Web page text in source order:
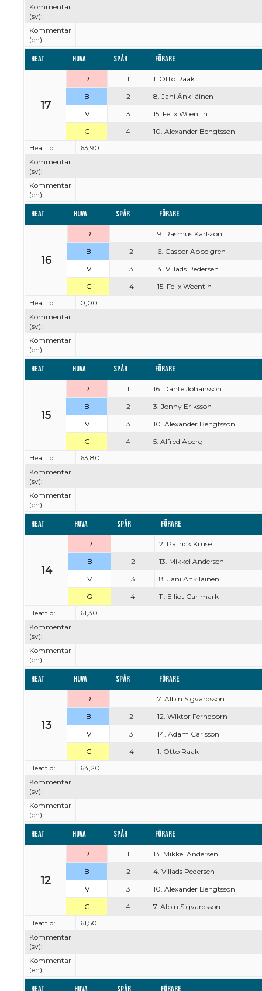
Kommentar
(sv):
Kommentar
(en):
Heat Huva Spår Förare
17
R 1
1. Otto Raak
B
2
8. Jani Änkiläinen
V
3
15. Felix Woentin
G
4
10. Alexander Bengtsson
Heattid:
63,90
Kommentar
(sv):
Kommentar
(en):
Heat Huva Spår Förare
16
R 1
9. Rasmus Karlsson
B
2
6. Casper Appelgren
V
3
4. Villads Pedersen
G
4
15. Felix Woentin
Heattid:
0,00
Kommentar
(sv):
Kommentar
(en):
Heat Huva Spår Förare
15
R 1
16. Dante Johansson
B
2
3. Jonny Eriksson
V
3
10. Alexander Bengtsson
G
4
5. Alfred Åberg
Heattid:
63,80
Kommentar
(sv):
Kommentar
(en):
Heat Huva Spår Förare
14
R 1
2. Patrick Kruse
B
2
13. Mikkel Andersen
V
3
8. Jani Änkiläinen
G
4
11. Elliot Carlmark
Heattid:
61,30
Kommentar
(sv):
Kommentar
(en):
Heat Huva Spår Förare
13
R 1
7. Albin Sigvardsson
B
2
12. Wiktor Ferneborn
V
3
14. Adam Carlsson
G
4
1. Otto Raak
Heattid:
64,20
Kommentar
(sv):
Kommentar
(en):
Heat Huva Spår Förare
12
R 1
13. Mikkel Andersen
B
2
4. Villads Pedersen
V
3
10. Alexander Bengtsson
G
4
7. Albin Sigvardsson
Heattid:
61,50
Kommentar
(sv):
Kommentar
(en):
Heat Huva Spår Förare